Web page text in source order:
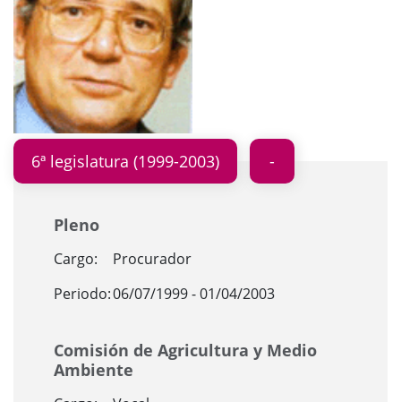
6ª legislatura (1999-2003)
Pleno
Cargo:
Procurador
Periodo:06/07/1999 - 01/04/2003
Comisión de Agricultura y Medio
Ambiente